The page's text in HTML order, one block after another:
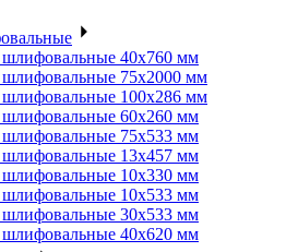
40х760 мм
75х2000 мм
100х286 мм
60х260 мм
75х533 мм
13х457 мм
10х330 мм
10х533 мм
30х533 мм
40х620 мм